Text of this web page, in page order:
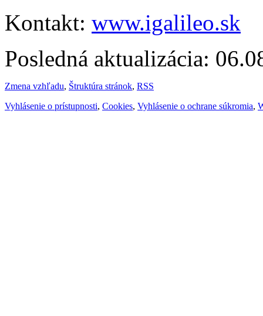
Kontakt: www.igalileo.sk
Posledná aktualizácia:
Zmena vzhľadu, Štruktúra stránok, RSS
Vyhlásenie o prístupnosti, Cookies, Vyhlásenie o ochrane súkromia,